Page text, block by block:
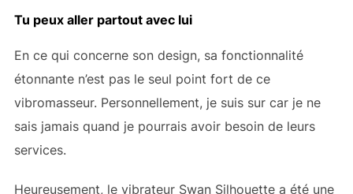
Tu peux aller partout avec lui
En ce qui concerne son design, sa fonctionnalité
étonnante n’est pas le seul point fort de ce
vibromasseur. Personnellement, je suis sur car je ne
sais jamais quand je pourrais avoir besoin de leurs
services.
Heureusement, le vibrateur Swan Silhouette a été une